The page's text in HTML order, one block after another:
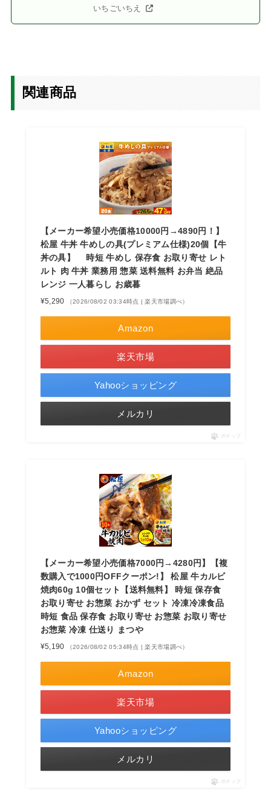
いちごいちえ
関連商品
【メーカー希望小売価格10000円→4890円！】
松屋 牛丼 牛めしの具(プレミアム仕様)20個【牛
丼の具】 時短 牛めし 保存食 お取り寄せ レト
ルト 肉 牛丼 業務用 惣菜 送料無料 お弁当 絶品
レンジ 一人暮らし お歳暮
¥5,290 （2026/08/02 03:34時点 | 楽天市場調べ）
Amazon
楽天市場
Yahooショッピング
メルカリ
ポチップ
【メーカー希望小売価格7000円→4280円】【複
数購入で1000円OFFクーポン!】 松屋 牛カルビ
焼肉60g 10個セット【送料無料】 時短 保存食
お取り寄せ お惣菜 おかず セット 冷凍冷凍食品
時短 食品 保存食 お取り寄せ お惣菜 お取り寄せ
お惣菜 冷凍 仕送り まつや
¥5,190 （2026/08/02 05:34時点 | 楽天市場調べ）
Amazon
楽天市場
Yahooショッピング
メルカリ
ポチップ